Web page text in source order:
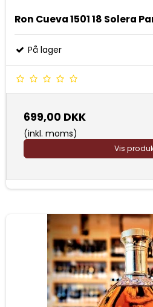
Ron Cueva 1501 18 Solera
På lager
699,00 DKK
(inkl. moms)
Vis